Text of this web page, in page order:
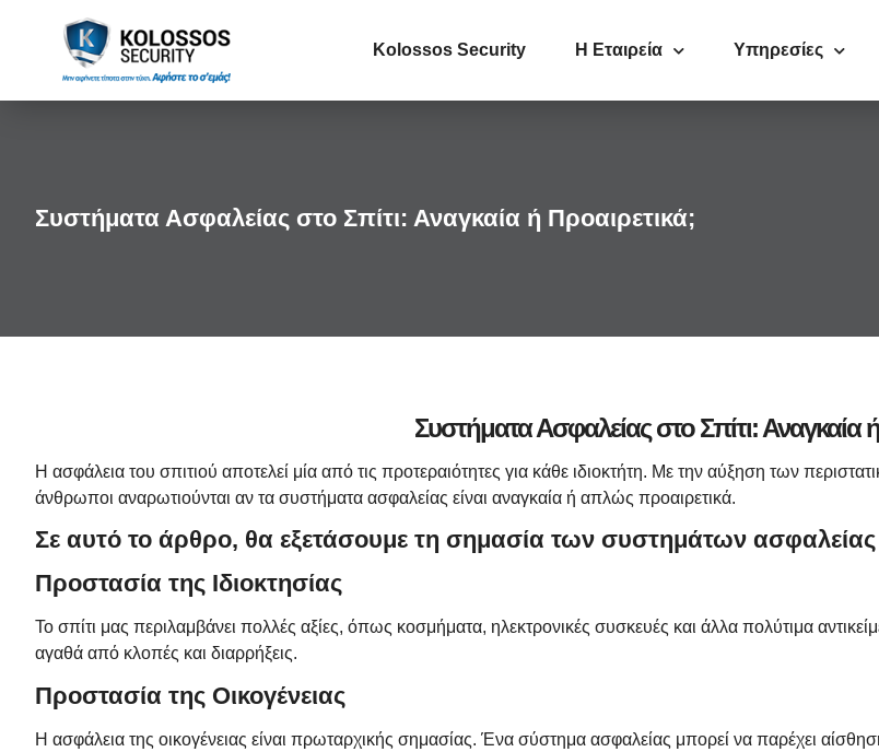
Kolossos Security Η Εταιρεία Υπηρεσίες
Συστήματα Ασφαλείας στο Σπίτι: Αναγκαία ή Προαιρετικά;
Συστήματα Ασφαλείας στο Σπίτι: Αναγκαία
Η ασφάλεια του σπιτιού αποτελεί μία από τις προτεραιότητες για κάθε ιδιοκτήτη. Με την αύξηση των
άνθρωποι αναρωτιούνται αν τα συστήματα ασφαλείας είναι αναγκαία ή απλώς προαιρετικά.
Σε αυτό το άρθρο, θα εξετάσουμε τη σημασία των συστημάτων ασφαλείας
Προστασία της Ιδιοκτησίας
Το σπίτι μας περιλαμβάνει πολλές αξίες, όπως κοσμήματα, ηλεκτρονικές συσκευές και άλλα πολύτιμα
αγαθά από κλοπές και διαρρήξεις.
Προστασία της Οικογένειας
Η ασφάλεια της οικογένειας είναι πρωταρχικής σημασίας. Ένα σύστημα ασφαλείας μπορεί να παρέχει